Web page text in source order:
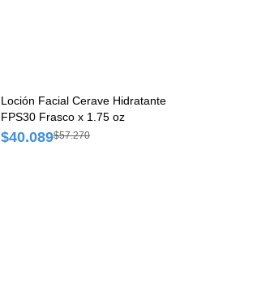
Loción Facial Cerave Hidratante
FPS30 Frasco x 1.75 oz
$40.089$57.270